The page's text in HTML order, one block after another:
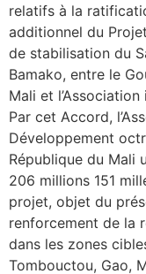
relatifs à la
additionnel du
de stabilisation du
Bamako, entre le
Mali et
Par cet Accord,
Développement
République du Mali
206 millions 151
projet, objet du
renforcement de la
dans les zones
Tombouctou, Gao,